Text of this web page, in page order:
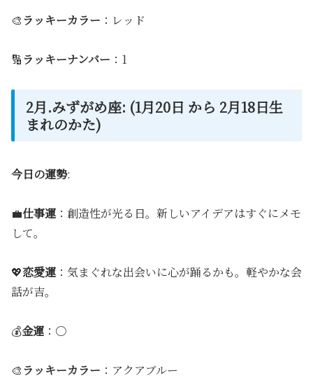
🎨 ラッキーカラー ：レッド
🔢 ラッキーナンバー ：1
2月.みずがめ座: (1月20日 から 2月18日生
まれのかた)
今日の運勢:
💼仕事運 ：創造性が光る日。新しいアイデアはすぐにメモ
して。
💖恋愛運 ：気まぐれな出会いに心が踊るかも。軽やかな会
話が吉。
💰金運 ：〇
🎨 ラッキーカラー ：アクアブルー